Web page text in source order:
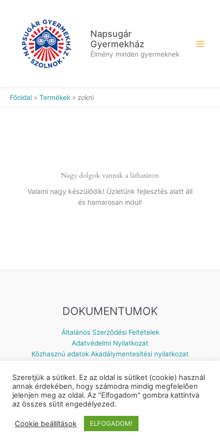
Napsugár
Gyermekház
Élmény minden gyermeknek
Főoldal Termékek zokni
Nagy dolgok vannak a láthatáron
Valami nagy készülődik! Üzletünk fejlesztés alatt áll
és hamarosan indul!
DOKUMENTUMOK
Általános Szerződési Feltételek
Adatvédelmi Nyilatkozat
Közhasznú adatok Akadálymentesítési nyilatkozat
Készítette: © 2026 Napsugár Gyermekház | Powered by
Szeretjük a sütiket. Ez az oldal is sütiket (cookie) használ
annak érdekében, hogy számodra mindig megfelelően
jelenjen meg az oldal. Az "Elfogadom" gombra kattintva
az összes sütit engedélyezed.
Cookie beállítások ELFOGADOM!